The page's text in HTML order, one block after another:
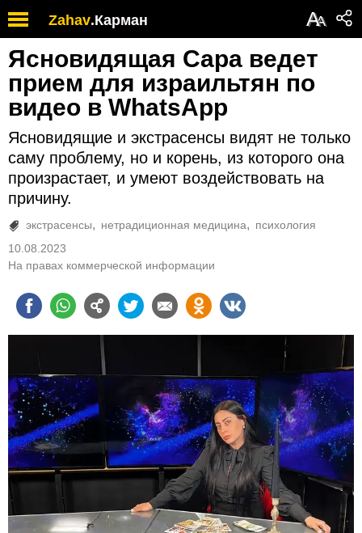
Zahav.Карман АА
Ясновидящая Сара ведет
прием для израильтян по
видео в WhatsApp
Ясновидящие и экстрасенсы видят не только
саму проблему, но и корень, из которого она
произрастает, и умеют воздействовать на
причину.
экстрасенсы нетрадиционная медицина
психология
10.08.2023
На правах коммерческой информации